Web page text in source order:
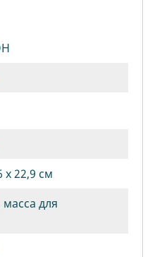
х 22,9 см
масса для